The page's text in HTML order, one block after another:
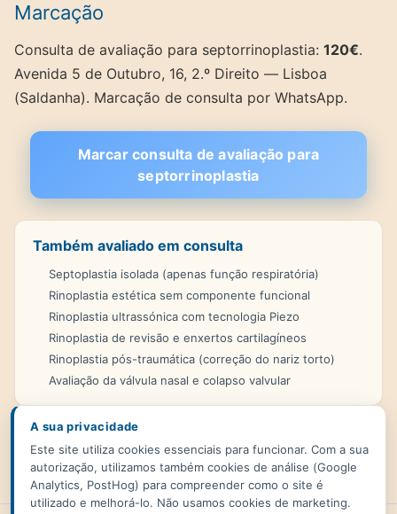
Marcação
Consulta de avaliação para septorrinoplastia: 120€.
Avenida 5 de Outubro, 16, 2.º Direito — Lisboa
(Saldanha). Marcação de consulta por WhatsApp.
Marcar consulta de avaliação para
septorrinoplastia
Também avaliado em consulta
Septoplastia isolada (apenas função respiratória)
Rinoplastia estética sem componente funcional
Rinoplastia ultrassónica com tecnologia Piezo
Rinoplastia de revisão e enxertos cartilagíneos
Rinoplastia pós-traumática (correção do nariz torto)
Avaliação da válvula nasal e colapso valvular
Poderá também interessar:
(só função) ·rinoplastia Piezo·nariz entupido·marcar consulta
A sua privacidade
Este site utiliza cookies essenciais para funcionar. Com a sua
autorização, utilizamos também cookies de análise (Google
Analytics, PostHog) para compreender como o site é
utilizado e melhorá-lo. Não usamos cookies de marketing.